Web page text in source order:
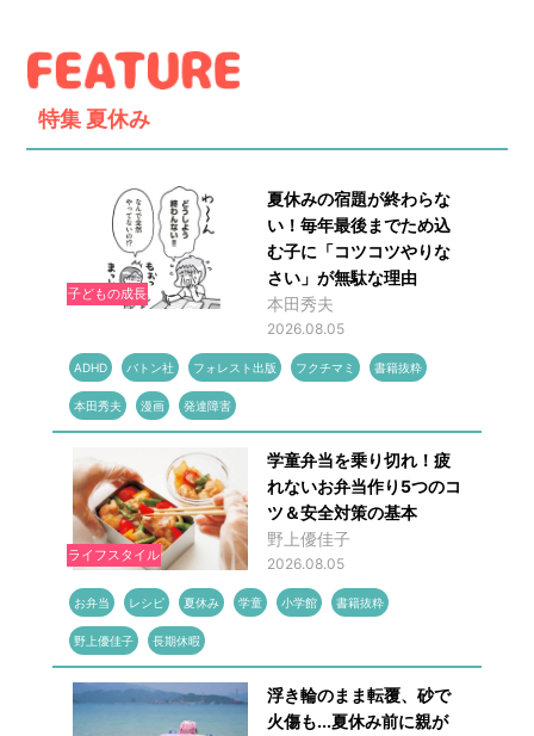
特集 夏休み
子どもの成長
夏休みの宿題が終わらな
い！毎年最後までため込
む子に「コツコツやりな
さい」が無駄な理由
本田秀夫
2026.08.05
ADHD バトン社 フォレスト出版 フクチマミ 書籍抜粋
本田秀夫 漫画 発達障害
ライフスタイル
学童弁当を乗り切れ！疲
れないお弁当作り5つのコ
ツ＆安全対策の基本
野上優佳子
2026.08.05
お弁当 レシピ 夏休み 学童 小学館 書籍抜粋
野上優佳子 長期休暇
浮き輪のまま転覆、砂で
火傷も...夏休み前に親が